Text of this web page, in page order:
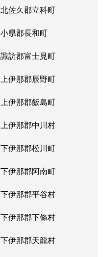
北佐久郡立科町
小県郡長和町
諏訪郡富士見町
上伊那郡辰野町
上伊那郡飯島町
上伊那郡中川村
下伊那郡松川町
下伊那郡阿南町
下伊那郡平谷村
下伊那郡下條村
下伊那郡天龍村